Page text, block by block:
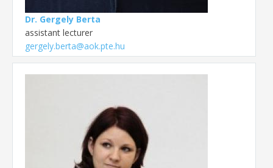
Dr. Gergely Berta
assistant lecturer
gergely.berta@aok.pte.hu